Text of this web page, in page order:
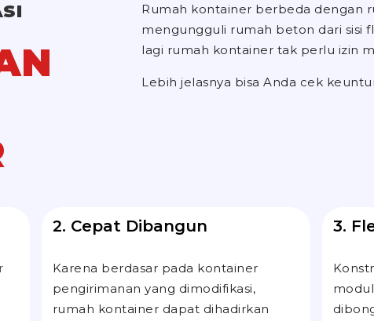
Rumah kontainer berbeda dengan
mengungguli rumah beton dari sisi
lagi rumah kontainer tak perlu izin
Lebih jelasnya bisa Anda cek
2. Cepat Dibangun
Karena berdasar pada kontainer
pengirimanan yang dimodifikasi,
rumah kontainer dapat dihadirkan
3.